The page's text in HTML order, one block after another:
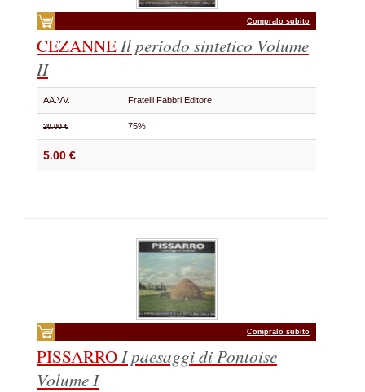
Compralo subito
CEZANNEIl periodo sintetico Volume
II
AA.VV. Fratelli Fabbri Editore
20.00 € 75%
5.00 €
Compralo subito
PISSARROI paesaggi di Pontoise
Volume I